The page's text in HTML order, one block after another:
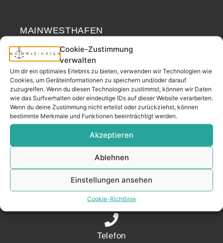
Cookie-Zustimmung
verwalten
Um dir ein optimales Erlebnis zu bieten, verwenden wir Technologien wie
Cookies, um Geräteinformationen zu speichern und/oder darauf
zuzugreifen. Wenn du diesen Technologien zustimmst, können wir Daten
wie das Surfverhalten oder eindeutige IDs auf dieser Website verarbeiten.
Wenn du deine Zustimmung nicht erteilst oder zurückziehst, können
bestimmte Merkmale und Funktionen beeinträchtigt werden.
Akzeptieren
Ablehnen
Einstellungen ansehen
Cookie-Richtlinie
MAINWESTHAFEN
IMMOBILIEN
Ihr Immobilienpartner
aus der
Nachbarschaft.
– seit 2017.
Widerrufsrecht
Adresse
Mainwesthafen Immobilien Speicherstraße 5
60327 Frankfurt
Telefon